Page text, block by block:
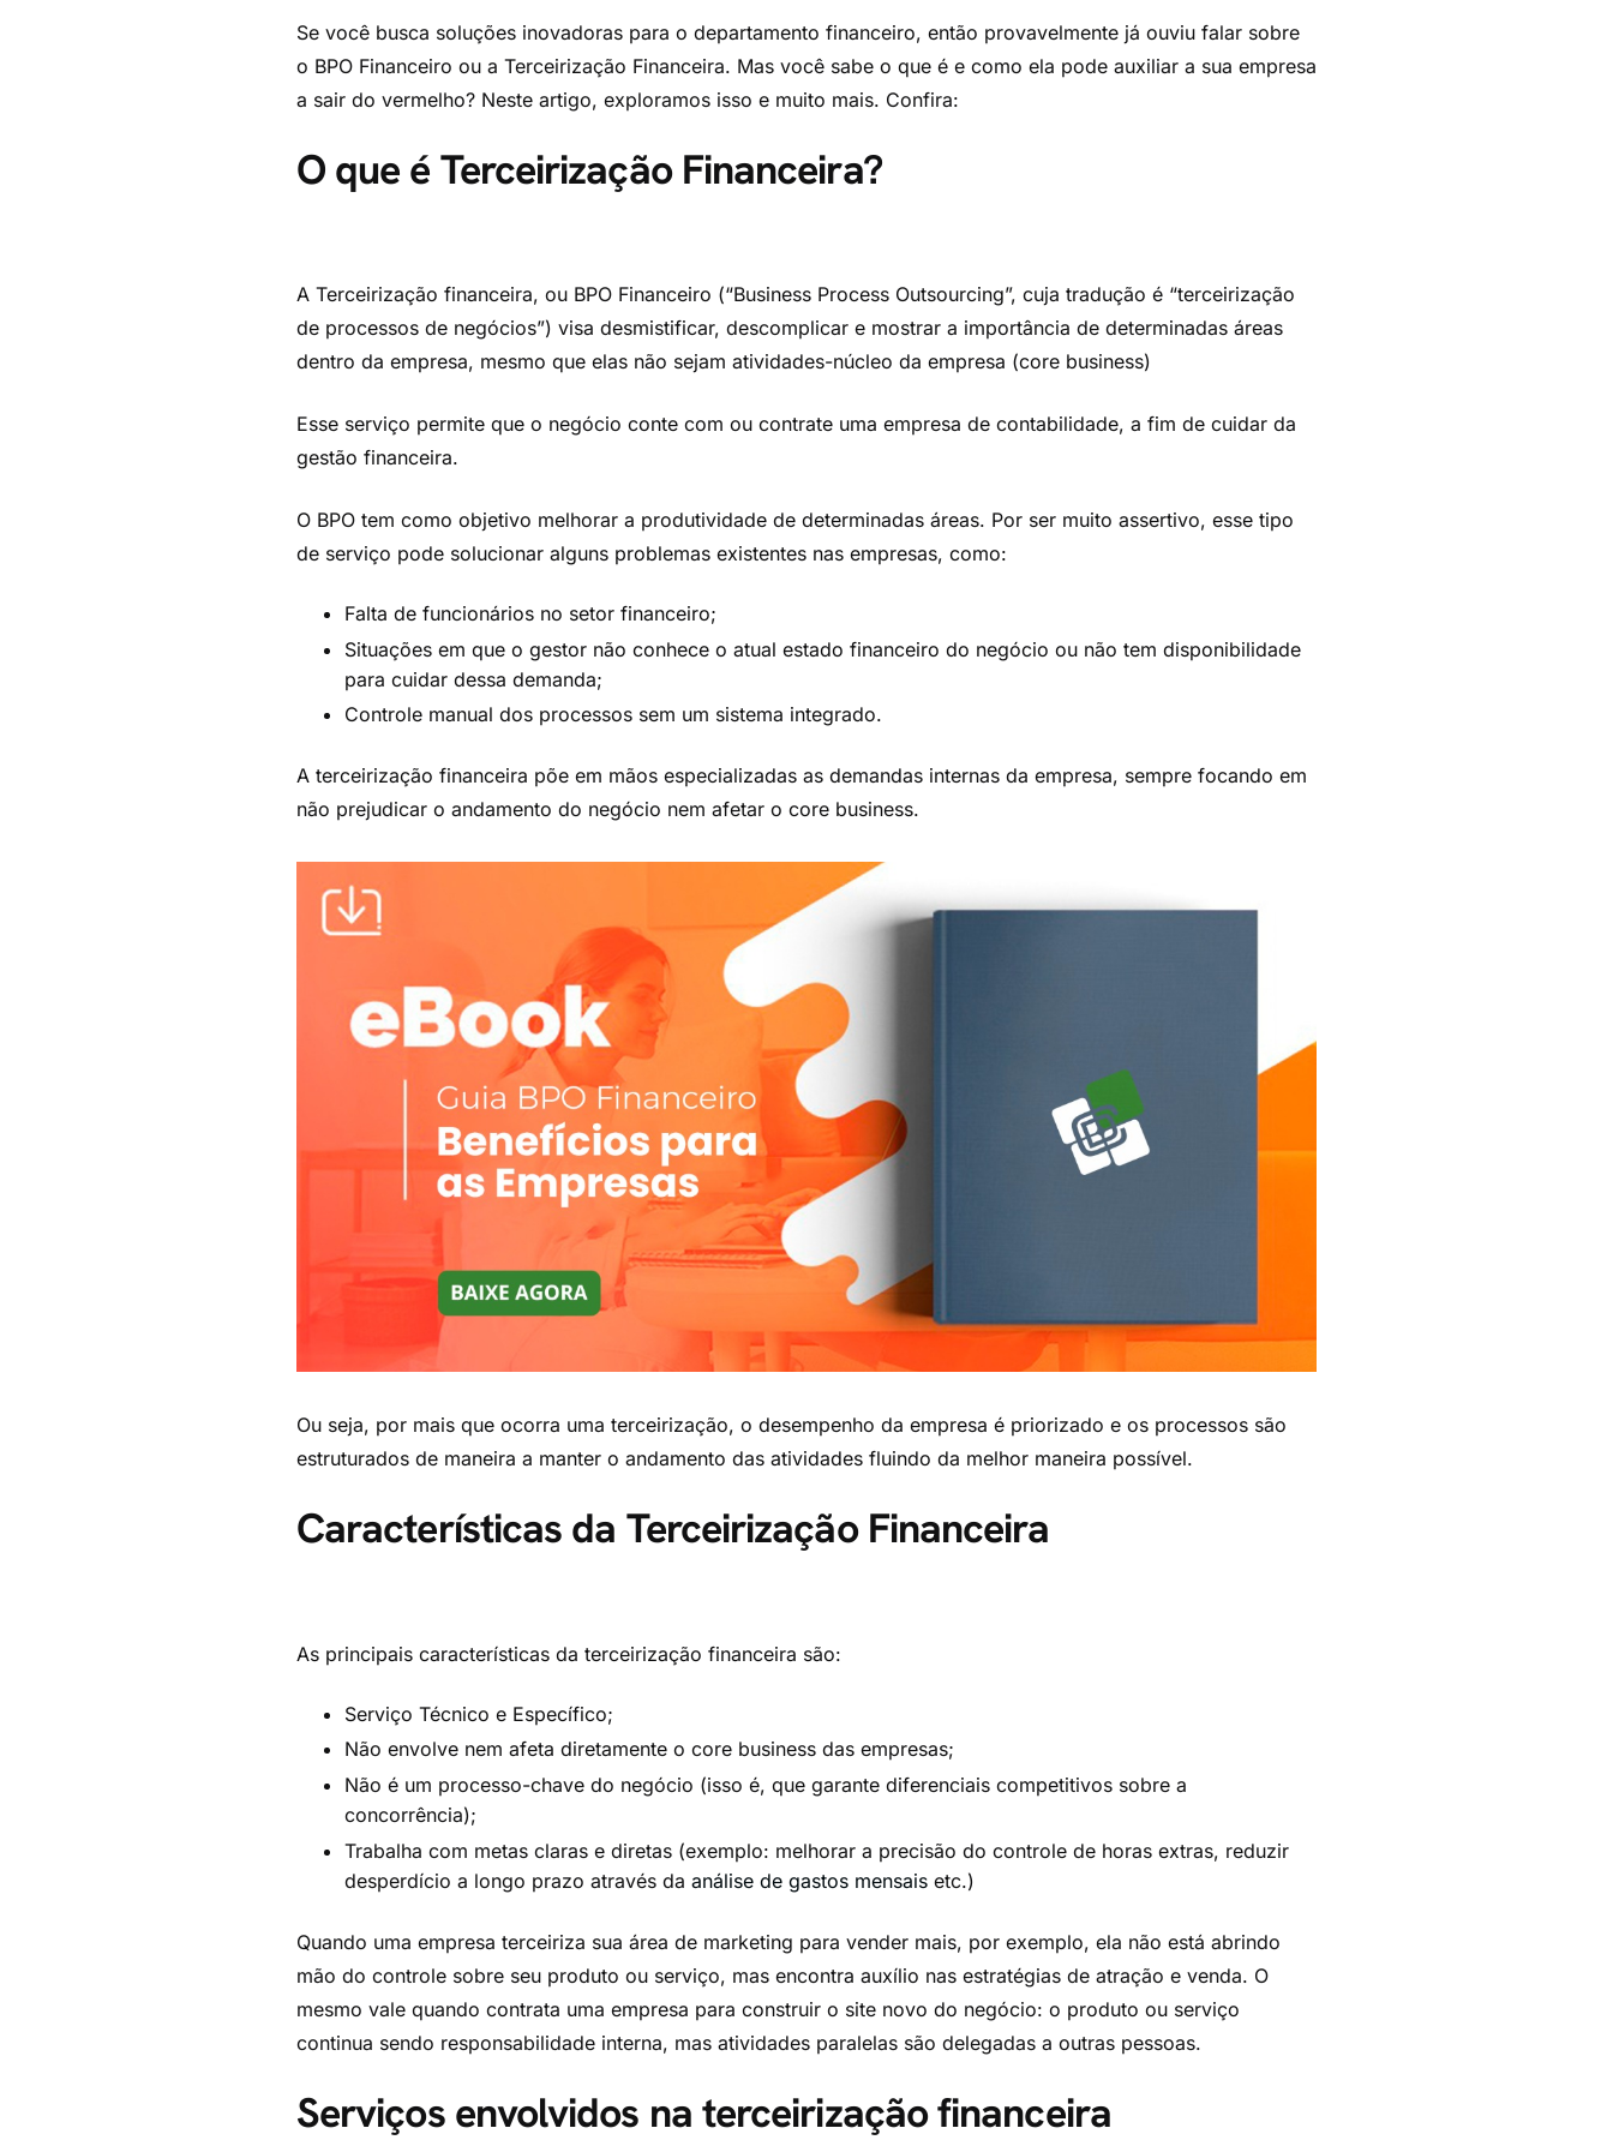
Se você busca soluções inovadoras para o departamento financeiro, então provavelmente já ouviu falar sobre
o BPO Financeiro ou a Terceirização Financeira. Mas você sabe o que é e como ela pode auxiliar a sua empresa
a sair do vermelho? Neste artigo, exploramos isso e muito mais. Confira:
O que é Terceirização Financeira?
A Terceirização financeira, ou BPO Financeiro (“Business Process Outsourcing”, cuja tradução é “terceirização
de processos de negócios”) visa desmistificar, descomplicar e mostrar a importância de determinadas áreas
dentro da empresa, mesmo que elas não sejam atividades-núcleo da empresa (core business)
Esse serviço permite que o negócio conte com ou contrate uma empresa de contabilidade, a fim de cuidar da
gestão financeira.
O BPO tem como objetivo melhorar a produtividade de determinadas áreas. Por ser muito assertivo, esse tipo
de serviço pode solucionar alguns problemas existentes nas empresas, como:
Falta de funcionários no setor financeiro;
Situações em que o gestor não conhece o atual estado financeiro do negócio ou não tem disponibilidade
para cuidar dessa demanda;
Controle manual dos processos sem um sistema integrado.
A terceirização financeira põe em mãos especializadas as demandas internas da empresa, sempre focando em
não prejudicar o andamento do negócio nem afetar o core business.
Ou seja, por mais que ocorra uma terceirização, o desempenho da empresa é priorizado e os processos são
estruturados de maneira a manter o andamento das atividades fluindo da melhor maneira possível.
Características da Terceirização Financeira
As principais características da terceirização financeira são:
Serviço Técnico e Específico;
Não envolve nem afeta diretamente o core business das empresas;
Não é um processo-chave do negócio (isso é, que garante diferenciais competitivos sobre a
concorrência);
Trabalha com metas claras e diretas (exemplo: melhorar a precisão do controle de horas extras, reduzir
desperdício a longo prazo através da análise de gastos mensais etc.)
Quando uma empresa terceiriza sua área de marketing para vender mais, por exemplo, ela não está abrindo
mão do controle sobre seu produto ou serviço, mas encontra auxílio nas estratégias de atração e venda. O
mesmo vale quando contrata uma empresa para construir o site novo do negócio: o produto ou serviço
continua sendo responsabilidade interna, mas atividades paralelas são delegadas a outras pessoas.
Serviços envolvidos na terceirização financeira